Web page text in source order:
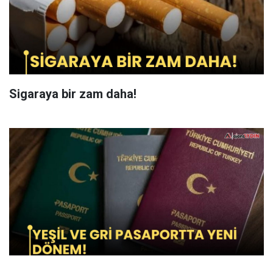
Sigaraya bir zam daha!